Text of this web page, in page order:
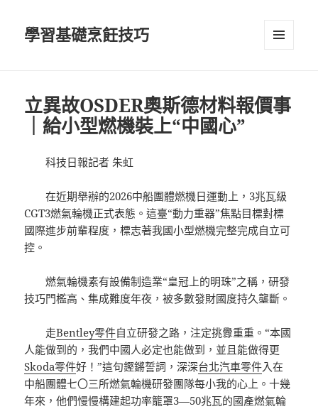
學習基礎烹飪技巧
立異故OSDER奧斯德材料報價事
｜給小型燃機裝上“中國心”
科技日報記者 朱虹
在近期舉辦的2026中船團體燃機日運動上，3兆瓦級
CGT3燃氣輪機正式表態。這臺“動力重器”焦點目標對標
國際進步前輩程度，標志著我國小型燃機完整完成自立可
控。
燃氣輪機素有設備制造業“皇冠上的明珠”之稱，研發
技巧門檻高、集成難度年夜，被多數發財國度持久壟斷。
走Bentley零件自立研發之路，注定挑釁重重。“本國
人能做到的，我們中國人必定也能做到，並且能做得更
Skoda零件好！”這句鏗鏘誓詞，深深台北汽車零件入在
中船團體七〇三所燃氣輪機研發團隊每小我的心上。十幾
年來，他們慢慢構建起功率籠罩3—50兆瓦的國產燃氣輪